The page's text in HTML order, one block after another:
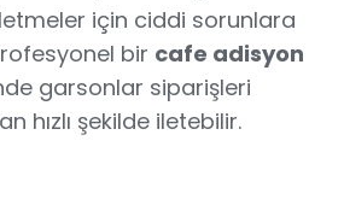
için ciddi sorunlara
bir cafe adisyon
garsonlar siparişleri
hızlı şekilde iletebilir.